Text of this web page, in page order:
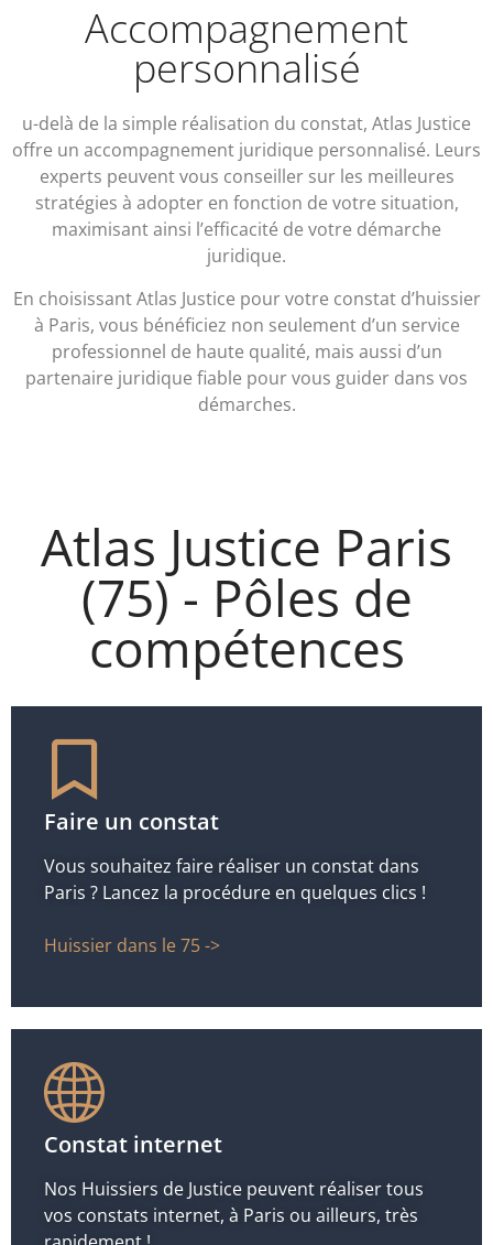
Accompagnement
personnalisé
u-delà de la simple réalisation du constat, Atlas Justice
offre un accompagnement juridique personnalisé. Leurs
experts peuvent vous conseiller sur les meilleures
stratégies à adopter en fonction de votre situation,
maximisant ainsi l’efficacité de votre démarche
juridique.
En choisissant Atlas Justice pour votre constat d’huissier
à Paris, vous bénéficiez non seulement d’un service
professionnel de haute qualité, mais aussi d’un
partenaire juridique fiable pour vous guider dans vos
démarches.
Atlas Justice Paris
(75) - Pôles de
compétences
Faire un constat
Vous souhaitez faire réaliser un constat dans
Paris ? Lancez la procédure en quelques clics !
Huissier dans le 75 ->
Constat internet
Nos Huissiers de Justice peuvent réaliser tous
vos constats internet, à Paris ou ailleurs, très